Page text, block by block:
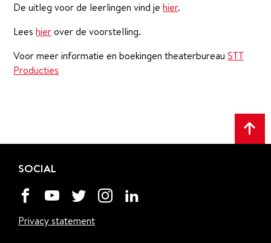
De uitleg voor de leerlingen vind jehier.
Leeshierover de voorstelling.
Voor meer informatie en boekingen theaterbureauSTT
Producties
SOCIAL
Privacy statement